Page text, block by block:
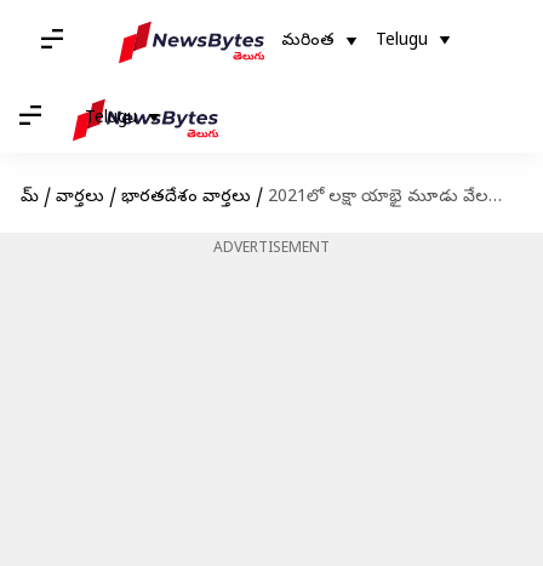
మరింత Telugu
Telugu
హోమ్ / వార్తలు / భారతదేశం వార్తలు / 2021లో లక్షా యాభై మూడు వేలమందికి పైగా రోడ్డు ప్రమాదాల్లో బలి
ADVERTISEMENT